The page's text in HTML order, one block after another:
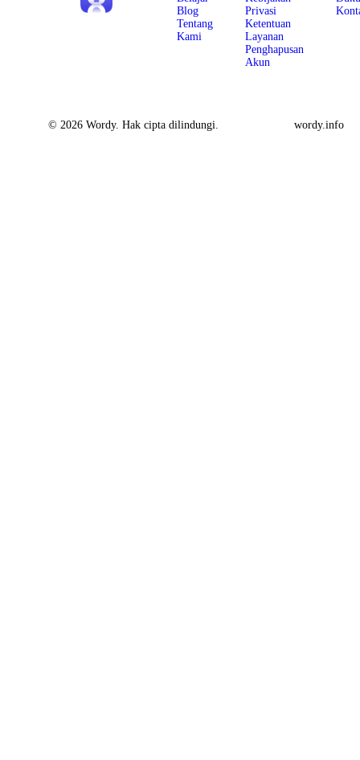
Blog
Tentang
Kami
Privasi
Ketentuan
Layanan
Penghapusan
Akun
© 2026 Wordy. Hak cipta dilindungi. wordy.info